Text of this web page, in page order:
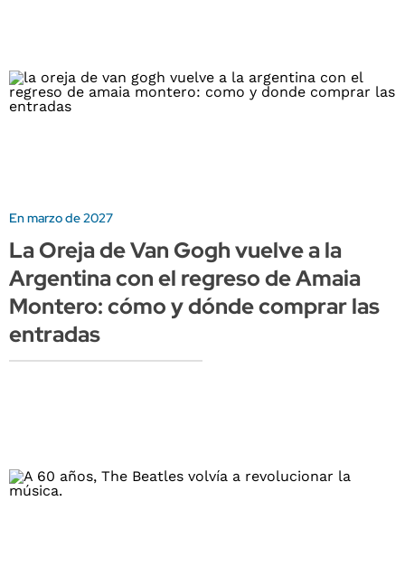
En marzo de 2027
La Oreja de Van Gogh vuelve a la
Argentina con el regreso de Amaia
Montero: cómo y dónde comprar las
entradas